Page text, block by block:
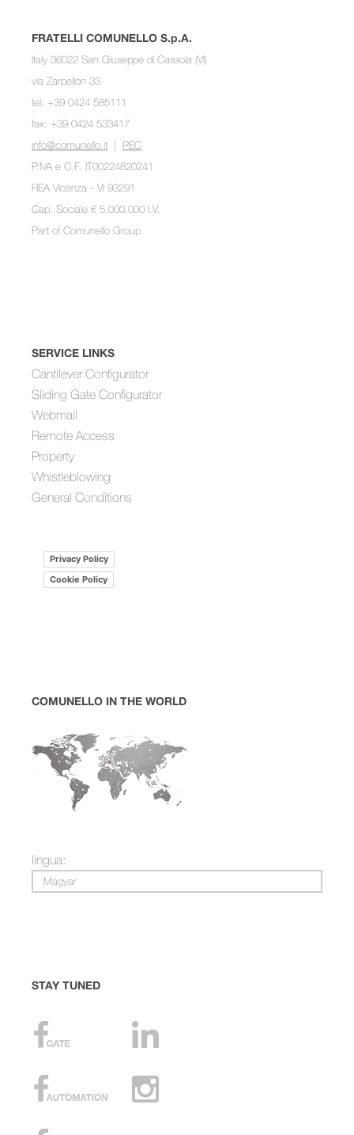
FRATELLI COMUNELLO S.p.A.
Italy 36022 San Giuseppe di Cassola (VI)
via Zarpellon 33
tel: +39 0424 585111
fax: +39 0424 533417
info@comunello.it | PEC
P.IVA e C.F. IT00224820241
REA Vicenza - VI 93291
Cap. Sociale € 5.000.000 I.V.
Part of Comunello Group
SERVICE LINKS
Cantilever Configurator
Sliding Gate Configurator
Webmail
Remote Access
Property
Whistleblowing
General Conditions
Privacy Policy
Cookie Policy
COMUNELLO IN THE WORLD
lingua:
Magyar
STAY TUNED